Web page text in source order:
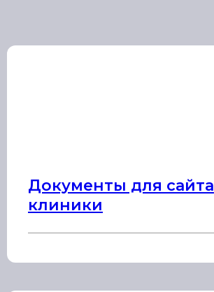
Документы для сайта
клиники